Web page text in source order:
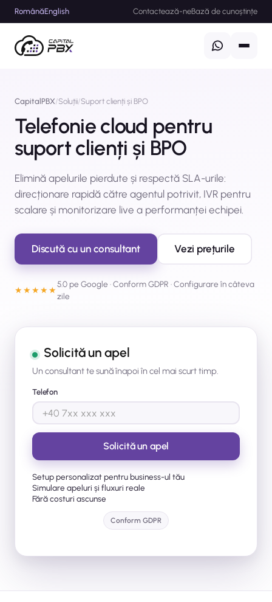
RomânăEnglish Contactează-neBază de cunoștințe
CapitalPBX/Soluții/Suport clienți și BPO
Telefonie cloud pentru
suport clienți și BPO
Elimină apelurile pierdute și respectă SLA-urile:
direcționare rapidă către agentul potrivit, IVR pentru
scalare și monitorizare live a performanței echipei.
Discută cu un consultant Vezi prețurile
★★★★★
5.0 pe Google · Conform GDPR · Configurare în câteva
zile
Solicită un apel
Un consultant te sună înapoi în cel mai scurt timp.
Telefon
Sunt de acord să fiu contactat de echipa CapitalPBX și cu
Setup personalizat pentru business-ul tău
Simulare apeluri și fluxuri reale
Fără costuri ascunse
Conform GDPR